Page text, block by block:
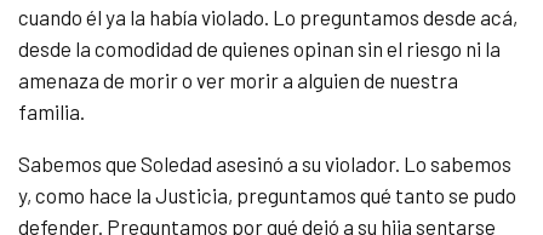
cuando él ya la había violado. Lo preguntamos desde acá,
desde la comodidad de quienes opinan sin el riesgo ni la
amenaza de morir o ver morir a alguien de nuestra
familia.
Sabemos que Soledad asesinó a su violador. Lo sabemos
y, como hace la Justicia, preguntamos qué tanto se pudo
defender. Preguntamos por qué dejó a su hija sentarse